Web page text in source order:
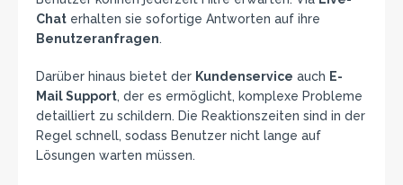
Chat erhalten sie sofortige Antworten auf ihre
Benutzeranfragen.
Darüber hinaus bietet der Kundenservice auch E-
Mail Support, der es ermöglicht, komplexe Probleme
detailliert zu schildern. Die Reaktionszeiten sind in der
Regel schnell, sodass Benutzer nicht lange auf
Lösungen warten müssen.